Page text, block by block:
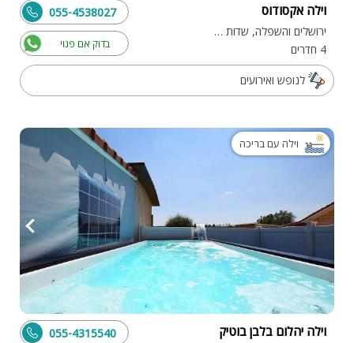
וילה אקסודוס
ירושלים והשפלה, שדות מיכה
4 חדרים
בדוק אם פנוי
055-4538027
לנופש ואירועים
וילה עם בריכה
וילה יהלום בלבן בוטיק 055-4315540